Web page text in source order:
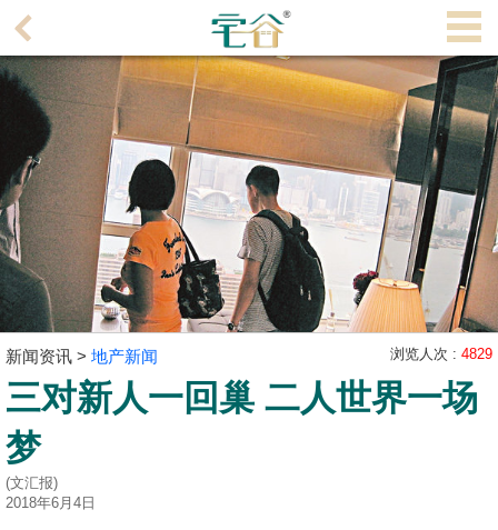
理
主
搵
楼/
成
交
业
放
盘
宅
谷
按
新闻资讯 > 地产新闻 浏览人次 : 4829
三对新人一回巢 二人世界一场
梦
(文汇报)
2018年6月4日